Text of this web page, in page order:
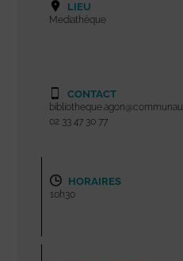
LIEU
Mediathèque
CONTACT
02 33 47 30 77
HORAIRES
10h30